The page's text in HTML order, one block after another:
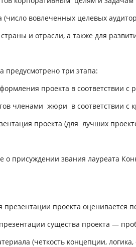
(число вовлеченных целевых
и отрасли, а также для
предусмотрено три этапа:
проекта в соответствии с
членами жюри в соответствии с
проекта (для лучших
о присуждении звания лауреата
презентации проекта оценивается
существа проекта —
(четкость концепции, логика,